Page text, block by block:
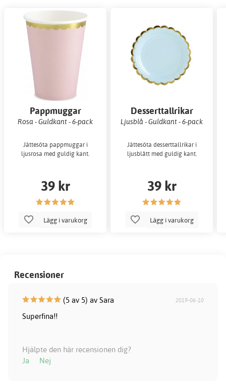
Pappmuggar
Rosa - Guldkant - 6-pack
Jättesöta pappmuggar i
ljusrosa med guldig kant.
39 kr
Lägg i varukorg
Desserttallrikar
Ljusblå - Guldkant - 6-pack
Jättesöta desserttallrikar i
ljusblått med guldig kant.
39 kr
Lägg i varukorg
Recensioner
(5 av 5) av Sara 2019-06-10
Superfina!!
Hjälpte den här recensionen dig?
Ja
Nej